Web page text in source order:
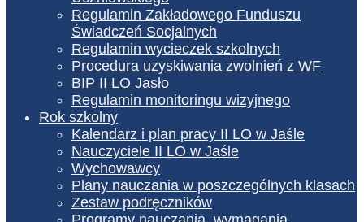
Regulamin Zakładowego Funduszu
Świadczeń Socjalnych
Regulamin wycieczek szkolnych
Procedura uzyskiwania zwolnień z WF
BIP II LO Jasło
Regulamin monitoringu wizyjnego
Rok szkolny
Kalendarz i plan pracy II LO w Jaśle
Nauczyciele II LO w Jaśle
Wychowawcy
Plany nauczania w poszczególnych klasach
Zestaw podręczników